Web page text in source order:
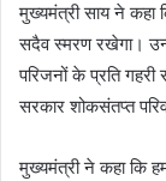
मुख्यमंत्री साय ने कहा
सदैव स्मरण रखेगा।
परिजनों के प्रति
सरकार शोकसंतप्त
मुख्यमंत्री ने कहा कि